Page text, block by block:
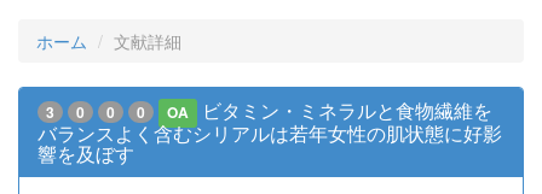
ホーム 文献詳細
3 0 0 0 OA
ビタミン・ミネラルと食物繊維を
バランスよく含むシリアルは若年女性の肌状態に好影
響を及ぼす